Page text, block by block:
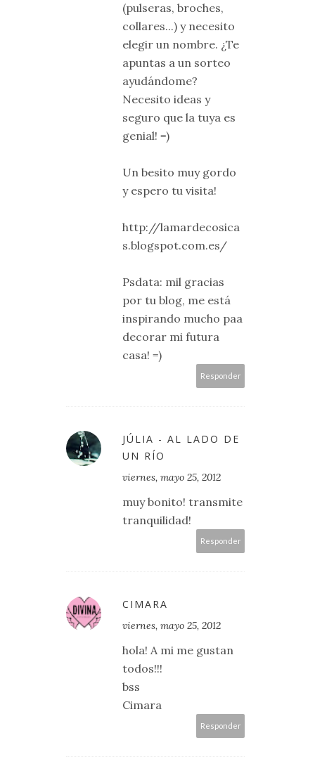
(pulseras, broches,
collares...) y necesito
elegir un nombre. ¿Te
apuntas a un sorteo
ayudándome?
Necesito ideas y
seguro que la tuya es
genial! =)
Un besito muy gordo
y espero tu visita!
http://lamardecosica
s.blogspot.com.es/
Psdata: mil gracias
por tu blog, me está
inspirando mucho paa
decorar mi futura
casa! =)
Responder
JÚLIA - AL LADO DE
UN RÍO
viernes, mayo 25, 2012
muy bonito! transmite
tranquilidad!
Responder
CIMARA
viernes, mayo 25, 2012
hola! A mi me gustan
todos!!!
bss
Cimara
Responder